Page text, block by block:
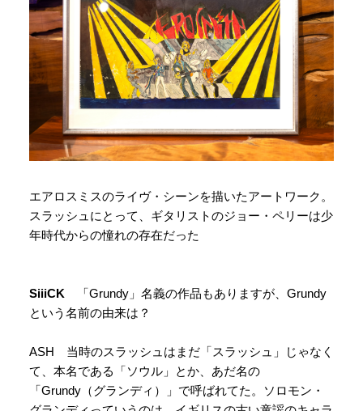
エアロスミスのライヴ・シーンを描いたアートワーク。
スラッシュにとって、ギタリストのジョー・ペリーは少
年時代からの憧れの存在だった
SiiiCK 「Grundy」名義の作品もありますが、Grundy
という名前の由来は？
ASH 当時のスラッシュはまだ「スラッシュ」じゃなく
て、本名である「ソウル」とか、あだ名の
「Grundy（グランディ）」で呼ばれてた。ソロモン・